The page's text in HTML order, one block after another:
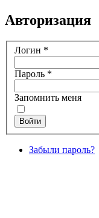
Авторизация
Логин *
Пароль *
Запомнить меня
Войти
Забыли пароль?